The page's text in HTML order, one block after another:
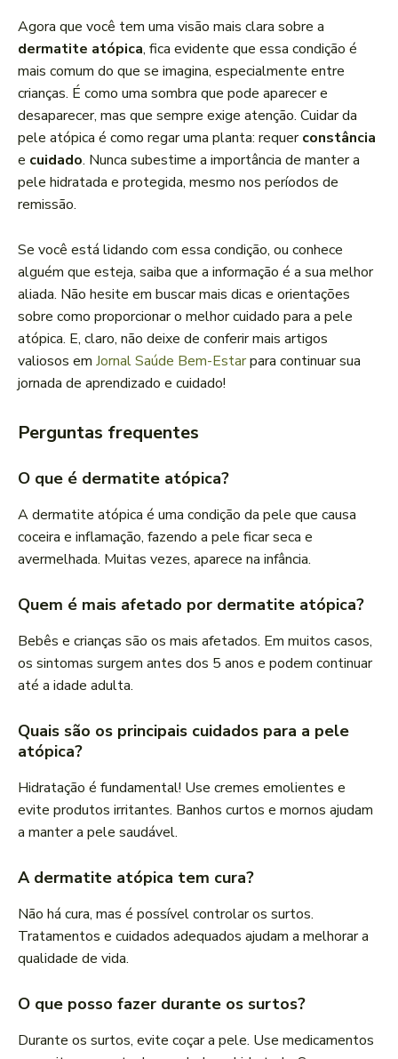
Agora que você tem uma visão mais clara sobre a
dermatite atópica, fica evidente que essa condição é
mais comum do que se imagina, especialmente entre
crianças. É como uma sombra que pode aparecer e
desaparecer, mas que sempre exige atenção. Cuidar da
pele atópica é como regar uma planta: requerconstância
e cuidado. Nunca subestime a importância de manter a
pele hidratada e protegida, mesmo nos períodos de
remissão.
Se você está lidando com essa condição, ou conhece
alguém que esteja, saiba que a informação é a sua melhor
aliada. Não hesite em buscar mais dicas e orientações
sobre como proporcionar o melhor cuidado para a pele
atópica. E, claro, não deixe de conferir mais artigos
valiosos em Jornal Saúde Bem-Estarpara continuar sua
jornada de aprendizado e cuidado!
Perguntas frequentes
O que é dermatite atópica?
A dermatite atópica é uma condição da pele que causa
coceira e inflamação, fazendo a pele ficar seca e
avermelhada. Muitas vezes, aparece na infância.
Quem é mais afetado por dermatite atópica?
Bebês e crianças são os mais afetados. Em muitos casos,
os sintomas surgem antes dos 5 anos e podem continuar
até a idade adulta.
Quais são os principais cuidados para a pele
atópica?
Hidratação é fundamental! Use cremes emolientes e
evite produtos irritantes. Banhos curtos e mornos ajudam
a manter a pele saudável.
A dermatite atópica tem cura?
Não há cura, mas é possível controlar os surtos.
Tratamentos e cuidados adequados ajudam a melhorar a
qualidade de vida.
O que posso fazer durante os surtos?
Durante os surtos, evite coçar a pele. Use medicamentos